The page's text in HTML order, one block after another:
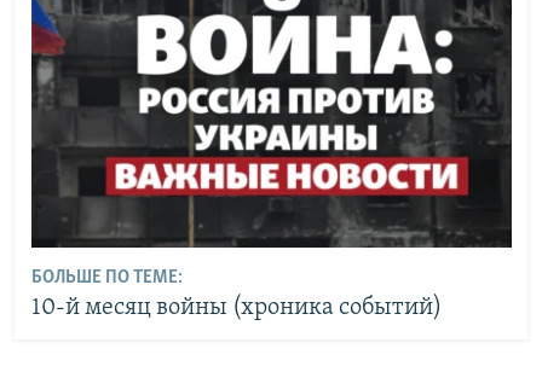
БОЛЬШЕ ПО ТЕМЕ:
10-й месяц войны (хроника событий)